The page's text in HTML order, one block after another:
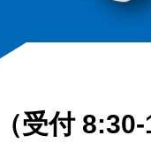
（受付